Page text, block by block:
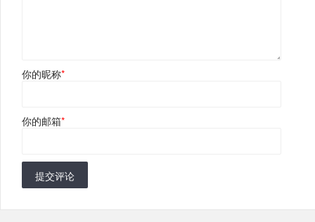
你的昵称*
你的邮箱*
提交评论